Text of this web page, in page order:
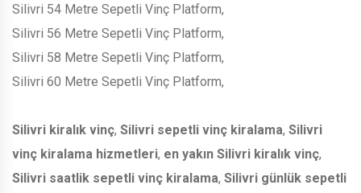
Silivri 54 Metre Sepetli Vinç Platform,
Silivri 56 Metre Sepetli Vinç Platform,
Silivri 58 Metre Sepetli Vinç Platform,
Silivri 60 Metre Sepetli Vinç Platform,
Silivri kiralık vinç, Silivri sepetli vinç kiralama, Silivri
vinç kiralama hizmetleri, en yakın Silivri kiralık vinç,
Silivri saatlik sepetli vinç kiralama, Silivri günlük sepetli